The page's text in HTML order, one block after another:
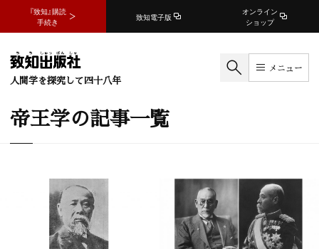
『致知』購読
手続き
致知電子版
オンライン
ショップ
人間学を探究して四十八年
メニュー
帝王学の記事一覧